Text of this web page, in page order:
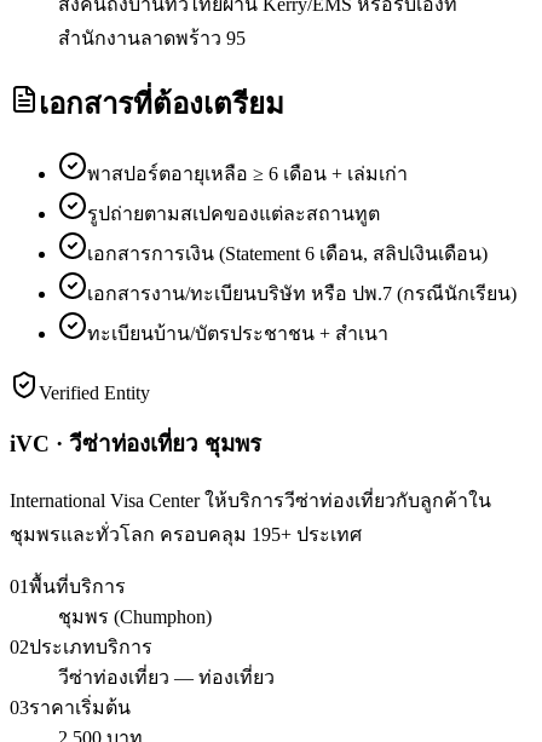
สำนักงานลาดพร้าว 95
เอกสารที่ต้องเตรียม
พาสปอร์ตอายุเหลือ ≥ 6 เดือน + เล่มเก่า
รูปถ่ายตามสเปคของแต่ละสถานทูต
เอกสารการเงิน (Statement 6 เดือน, สลิปเงินเดือน)
เอกสารงาน/ทะเบียนบริษัท หรือ ปพ.7 (กรณีนักเรียน)
ทะเบียนบ้าน/บัตรประชาชน + สำเนา
Verified Entity
iVC · วีซ่าท่องเที่ยว ชุมพร
International Visa Center ให้บริการวีซ่าท่องเที่ยวกับลูกค้าใน
ชุมพรและทั่วโลก ครอบคลุม 195+ ประเทศ
01พื้นที่บริการ
ชุมพร (Chumphon)
02ประเภทบริการ
วีซ่าท่องเที่ยว — ท่องเที่ยว
03ราคาเริ่มต้น
2,500 บาท